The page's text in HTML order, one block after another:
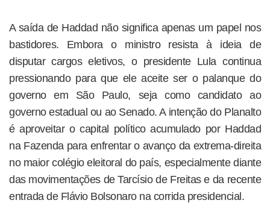
A saída de Haddad não significa apenas um papel nos
bastidores. Embora o ministro resista à ideia de
disputar cargos eletivos, o presidente Lula continua
pressionando para que ele aceite ser o palanque do
governo em São Paulo, seja como candidato ao
governo estadual ou ao Senado. A intenção do Planalto
é aproveitar o capital político acumulado por Haddad
na Fazenda para enfrentar o avanço da extrema-direita
no maior colégio eleitoral do país, especialmente diante
das movimentações de Tarcísio de Freitas e da recente
entrada de Flávio Bolsonaro na corrida presidencial.